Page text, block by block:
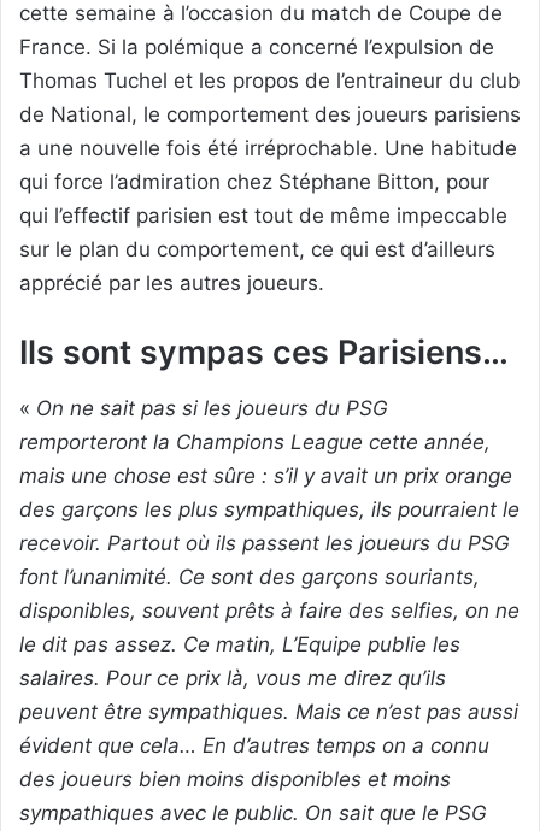
cette semaine à l’occasion du match de Coupe de
France. Si la polémique a concerné l’expulsion de
Thomas Tuchel et les propos de l’entraineur du club
de National, le comportement des joueurs parisiens
a une nouvelle fois été irréprochable. Une habitude
qui force l’admiration chez Stéphane Bitton, pour
qui l’effectif parisien est tout de même impeccable
sur le plan du comportement, ce qui est d’ailleurs
apprécié par les autres joueurs.
Ils sont sympas ces Parisiens…
« On ne sait pas si les joueurs du PSG
remporteront la Champions League cette année,
mais une chose est sûre : s’il y avait un prix orange
des garçons les plus sympathiques, ils pourraient le
recevoir. Partout où ils passent les joueurs du PSG
font l’unanimité. Ce sont des garçons souriants,
disponibles, souvent prêts à faire des selfies, on ne
le dit pas assez. Ce matin, L’Equipe publie les
salaires. Pour ce prix là, vous me direz qu’ils
peuvent être sympathiques. Mais ce n’est pas aussi
évident que cela… En d’autres temps on a connu
des joueurs bien moins disponibles et moins
sympathiques avec le public. On sait que le PSG